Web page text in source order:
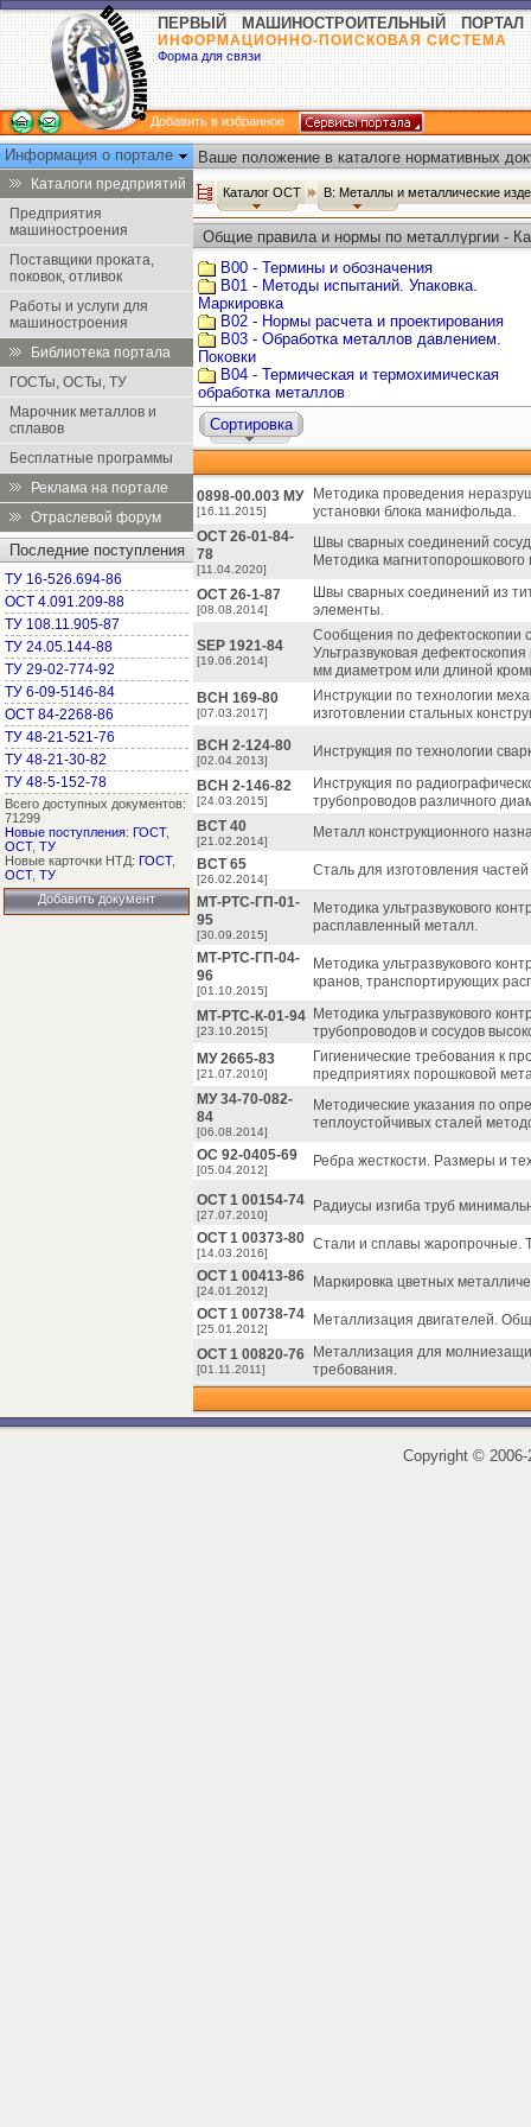
ПЕРВЫЙ МАШИНОСТРОИТЕЛЬНЫЙ ПОРТАЛ
ИНФОРМАЦИОННО-ПОИСКОВАЯ СИСТЕМА
Форма для связи
Добавить в избранное
Информация о портале
Каталоги предприятий
Предприятия
машиностроения
Поставщики проката,
поковок, отливок
Работы и услуги для
машиностроения
Библиотека портала
ГОСТы, ОСТы, ТУ
Марочник металлов и
сплавов
Бесплатные программы
Реклама на портале
Отраслевой форум
Последние поступления
ТУ 16-526.694-86
ОСТ 4.091.209-88
ТУ 108.11.905-87
ТУ 24.05.144-88
ТУ 29-02-774-92
ТУ 6-09-5146-84
ОСТ 84-2268-86
ТУ 48-21-521-76
ТУ 48-21-30-82
ТУ 48-5-152-78
Всего доступных документов:
71299
Новые поступления: ГОСТ,
ОСТ, ТУ
Новые карточки НТД: ГОСТ,
ОСТ, ТУ
Добавить документ
Ваше положение в каталоге нормативных
Каталог ОСТ В: Металлы и металлические
Общие правила и нормы по металлургии -
В00 - Термины и обозначения
В01 - Методы испытаний. Упаковка.
Маркировка
В02 - Нормы расчета и проектирования
В03 - Обработка металлов давлением.
Поковки
В04 - Термическая и термохимическая
обработка металлов
Сортировка
0898-00.003 МУ
[16.11.2015]
Методика проведения
установки блока манифольда.
OCT 26-01-84-
78
[11.04.2020]
Швы сварных соединений
Методика магнитопорошкового
OCT 26-1-87
[08.08.2014]
Швы сварных соединений из
элементы.
SEP 1921-84
[19.06.2014]
Сообщения по дефектоскопии
Ультразвуковая
мм диаметром или длиной
ВСН 169-80
[07.03.2017]
Инструкции по технологии
изготовлении стальных
ВСН 2-124-80
[02.04.2013]
Инструкция по технологии
ВСН 2-146-82
[24.03.2015]
Инструкция по
трубопроводов различного
ВСТ 40
[21.02.2014]
Металл конструкционного
ВСТ 65
[26.02.2014]
Сталь для изготовления
МТ-РТС-ГП-01-
95
[30.09.2015]
Методика ультразвукового
расплавленный металл.
МТ-РТС-ГП-04-
96
[01.10.2015]
Методика ультразвукового
кранов, транспортирующих
МТ-РТС-К-01-94
[23.10.2015]
Методика ультразвукового
трубопроводов и сосудов
МУ 2665-83
[21.07.2010]
Гигиенические требования к
предприятиях порошковой
МУ 34-70-082-
84
[06.08.2014]
Методические указания по
теплоустойчивых сталей
ОС 92-0405-69
[05.04.2012]
Ребра жесткости. Размеры и
ОСТ 1 00154-74
[27.07.2010]
Радиусы изгиба труб
ОСТ 1 00373-80
[14.03.2016]
Стали и сплавы жаропрочные.
ОСТ 1 00413-86
[24.01.2012]
Маркировка цветных
ОСТ 1 00738-74
[25.01.2012]
Металлизация двигателей.
ОСТ 1 00820-76
[01.11.2011]
Металлизация для
требования.
Copyright ©